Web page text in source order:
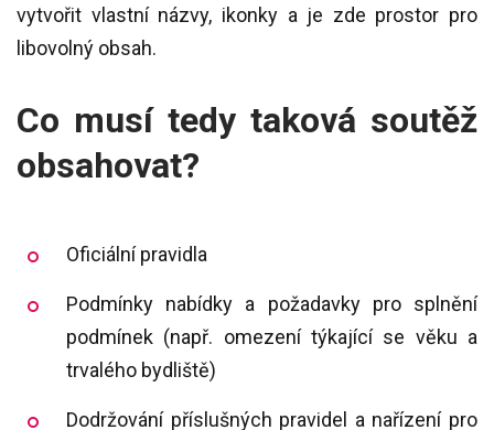
vytvořit vlastní názvy, ikonky a je zde prostor pro
libovolný obsah.
Co musí tedy taková soutěž
obsahovat?
Oficiální pravidla
Podmínky nabídky a požadavky pro splnění
podmínek (např. omezení týkající se věku a
trvalého bydliště)
Dodržování příslušných pravidel a nařízení pro